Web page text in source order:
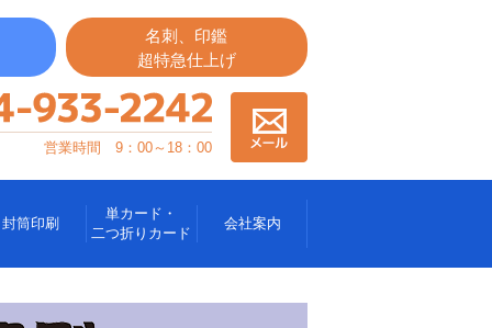
名刺、印鑑
超特急仕上げ
営業時間 9：00～18：00
封筒印刷
単カード・
二つ折りカード
会社案内